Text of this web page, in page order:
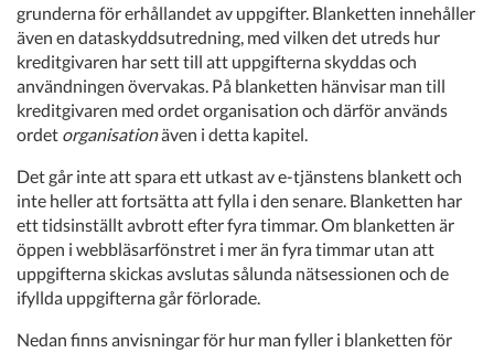
grunderna för erhållandet av uppgifter. Blanketten innehåller
även en dataskyddsutredning, med vilken det utreds hur
kreditgivaren har sett till att uppgifterna skyddas och
användningen övervakas. På blanketten hänvisar man till
kreditgivaren med ordet organisation och därför används
ordet organisationäven i detta kapitel.
Det går inte att spara ett utkast av e-tjänstens blankett och
inte heller att fortsätta att fylla i den senare. Blanketten har
ett tidsinställt avbrott efter fyra timmar. Om blanketten är
öppen i webbläsarfönstret i mer än fyra timmar utan att
uppgifterna skickas avslutas sålunda nätsessionen och de
ifyllda uppgifterna går förlorade.
Nedan finns anvisningar för hur man fyller i blanketten för